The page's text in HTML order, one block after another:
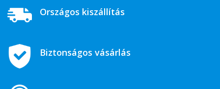
Országos kiszállítás
Biztonságos vásárlás